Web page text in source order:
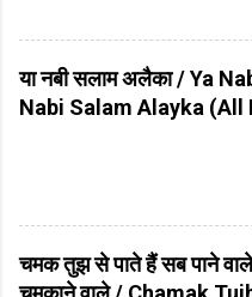
या नबी सलाम अलैका / Ya
Nabi Salam Alayka (All
चमक तुझ से पाते हैं सब पाने वाले